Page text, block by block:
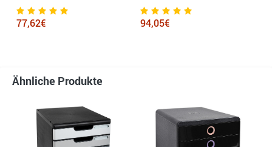
77,62€ 94,05€
Ähnliche Produkte